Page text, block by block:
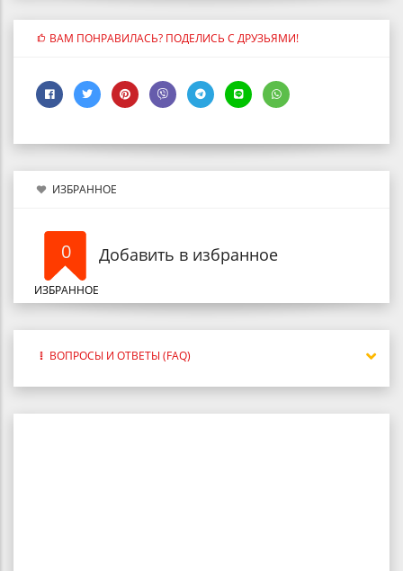
ВАМ ПОНРАВИЛАСЬ? ПОДЕЛИСЬ С ДРУЗЬЯМИ!
ИЗБРАННОЕ
0
ИЗБРАННОЕ
Добавить в избранное
ВОПРОСЫ И ОТВЕТЫ (FAQ)